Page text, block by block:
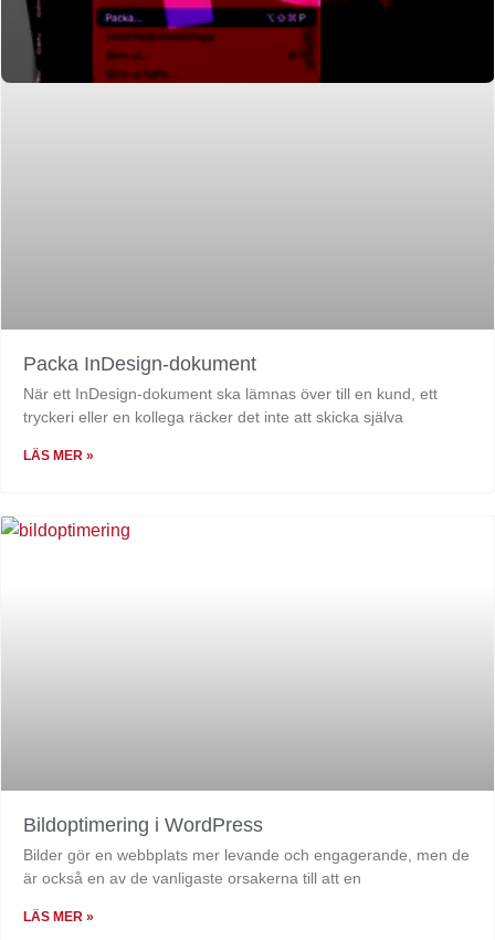
Packa InDesign-dokument
När ett InDesign-dokument ska lämnas över till en kund, ett
tryckeri eller en kollega räcker det inte att skicka själva
LÄS MER »
Bildoptimering i WordPress
Bilder gör en webbplats mer levande och engagerande, men de
är också en av de vanligaste orsakerna till att en
LÄS MER »